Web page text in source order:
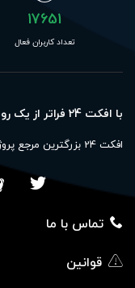
17651
تعداد کاربران فعال
با افکت 24 فراتر از یک رویا
افکت 24 بزرگترین مرجع پروژه های گرافیکی در ایران
تماس با ما
قوانین